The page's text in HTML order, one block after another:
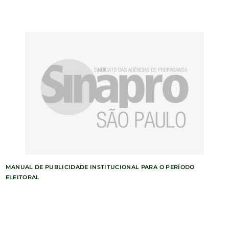
MANUAL DE PUBLICIDADE INSTITUCIONAL PARA O PERÍODO
ELEITORAL